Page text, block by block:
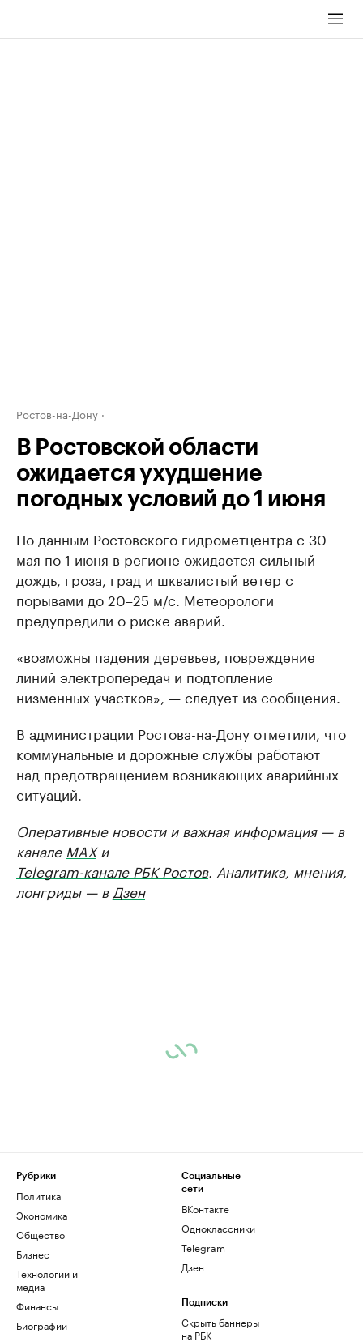
Ростов-на-Дону
В Ростовской области
ожидается ухудшение
погодных условий до 1 июня
По данным Ростовского гидрометцентра с 30
мая по 1 июня в регионе ожидается сильный
дождь, гроза, град и шквалистый ветер с
порывами до 20–25 м/с. Метеорологи
предупредили о риске аварий.
«возможны падения деревьев, повреждение
линий электропередач и подтопление
низменных участков», — следует из сообщения.
В администрации Ростова-на-Дону отметили, что
коммунальные и дорожные службы работают
над предотвращением возникающих аварийных
ситуаций.
Оперативные новости и важная информация — в
канале MAXи
Telegram-канале РБК Ростов. Аналитика, мнения,
лонгриды — в Дзен
Рубрики
Политика
Экономика
Общество
Бизнес
Технологии и
медиа
Финансы
Биографии
Социальные
сети
ВКонтакте
Одноклассники
Telegram
Дзен
Подписки
Скрыть баннеры
на РБК